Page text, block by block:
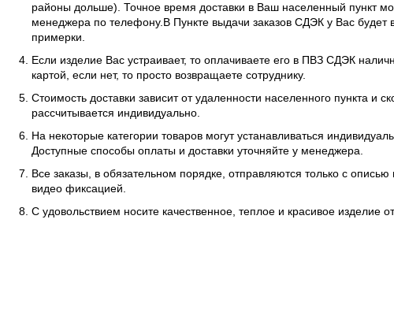
районы дольше). Точное время доставки в Ваш населенный пункт
менеджера по телефону.В Пункте выдачи заказов СДЭК у Вас будет
примерки.
Если изделие Вас устраивает, то оплачиваете его в ПВЗ СДЭК
картой, если нет, то просто возвращаете сотруднику.
Стоимость доставки зависит от удаленности населенного пункта и
рассчитывается индивидуально.
На некоторые категории товаров могут устанавливаться
Доступные способы оплаты и доставки уточняйте у менеджера.
Все заказы, в обязательном порядке, отправляются только с
видео фиксацией.
С удовольствием носите качественное, теплое и красивое изделие